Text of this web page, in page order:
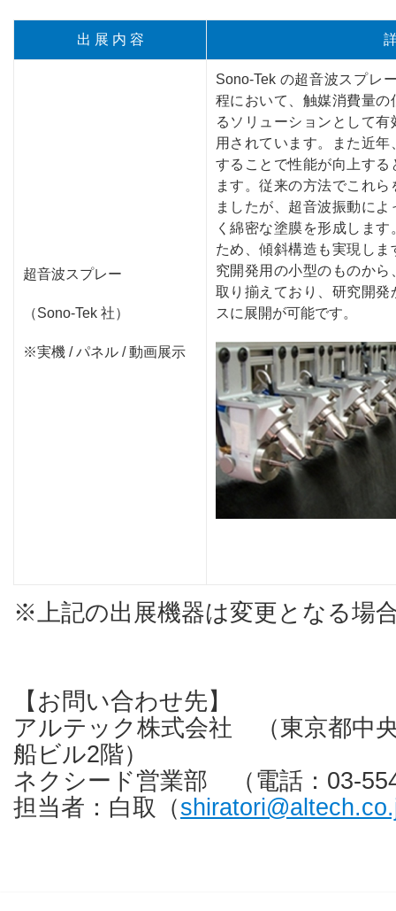
出 展 内 容
超音波スプレー
（Sono-Tek 社）
※実機 / パネル / 動画展示
Sono-Tek の超音波スプレ
程において、触媒消費量
るソリューションとして
用されています。また近
することで性能が向上す
ます。従来の方法でこれ
ましたが、超音波振動に
く綿密な塗膜を形成しま
ため、傾斜構造も実現し
究開発用の小型のものか
取り揃えており、研究開
スに展開が可能です。
※上記の出展機器は変更となる場
【お問い合わせ先】
アルテック株式会社 （東京都中
船ビル2階）
ネクシード営業部 （電話：03-
担当者：白取（